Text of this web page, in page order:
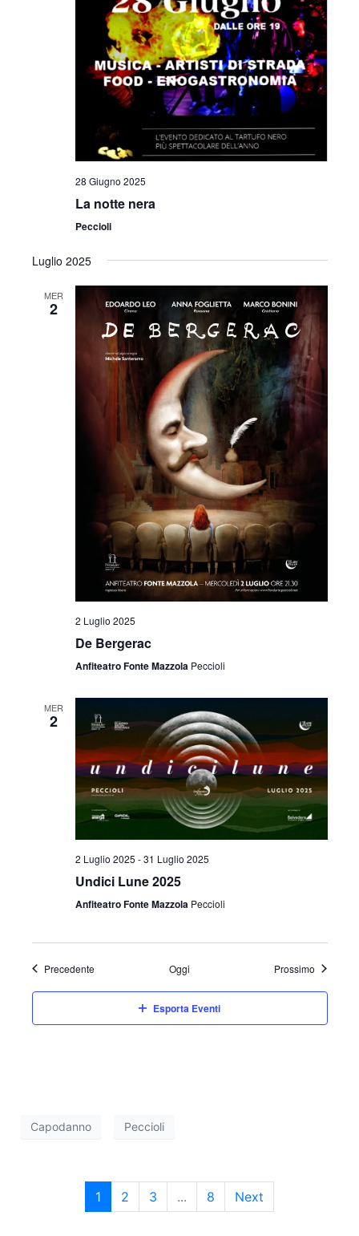
28 Giugno 2025
La notte nera
Peccioli
Luglio 2025
MER
2
2 Luglio 2025
De Bergerac
Anfiteatro Fonte Mazzola Peccioli
MER
2
2 Luglio 2025 -31 Luglio 2025
Undici Lune 2025
Anfiteatro Fonte Mazzola Peccioli
PrecedenteEventi Oggi Prossimo Eventi
Esporta Eventi
Capodanno Peccioli
1 2 3 ... 8 Next